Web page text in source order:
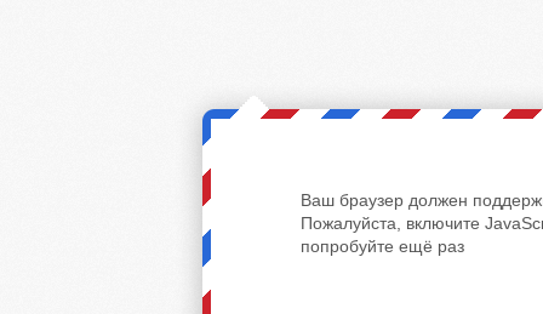
Ваш браузер должен
Пожалуйста, включите
попробуйте ещё раз